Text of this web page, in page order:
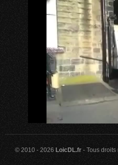
© 2010 - 2026 LoicDL.fr- Tous